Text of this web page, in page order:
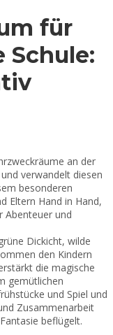
für
Schule:
an der
verwandelt diesen
besonderen
Eltern Hand in Hand,
Abenteuer und
Dickicht, wilde
den Kindern
die magische
gemütlichen
und Spiel und
Zusammenarbeit
beflügelt.